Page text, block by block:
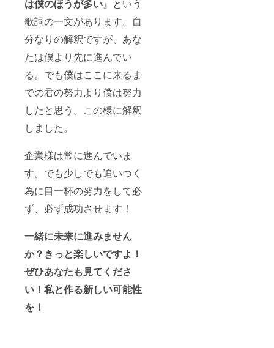
は僕のほうが多い』という
歌詞の一文があります。自
分なりの解釈ですが、あな
たは僕より先に進んでい
る。でも僕はここに来るま
での君の努力より僕は努力
したと思う。この様に解釈
しました。
企業様は常に進んでいま
す。でも少しでも追いつく
為に目一杯の努力をして必
ず、必ず成功させます！
一緒に未来に進みません
か？きっと楽しいですよ！
ぜひあなたも見てくださ
い！私と作る新しい可能性
を！